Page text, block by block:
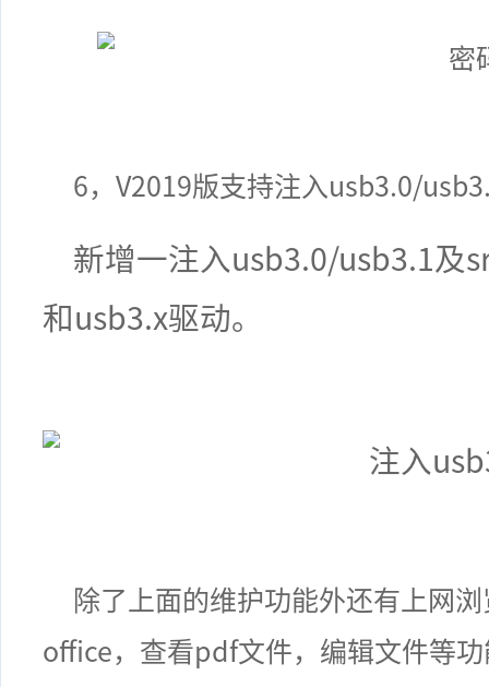
6，V2019版支持注入usb3.0/
新增一注入usb3.0/usb3.1及
和usb3.x驱动。
除了上面的维护功能外还有上网
office，查看pdf文件，编辑文件等